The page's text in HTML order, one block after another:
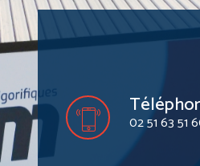
02 51 63 51